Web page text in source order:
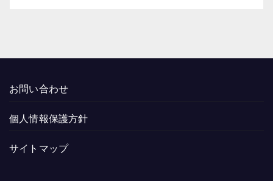
お問い合わせ
個人情報保護方針
サイトマップ